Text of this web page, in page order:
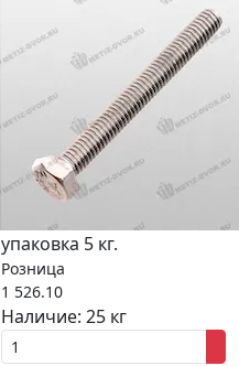
упаковка 5 кг.
Розница
1 526.10
Наличие: 25 кг